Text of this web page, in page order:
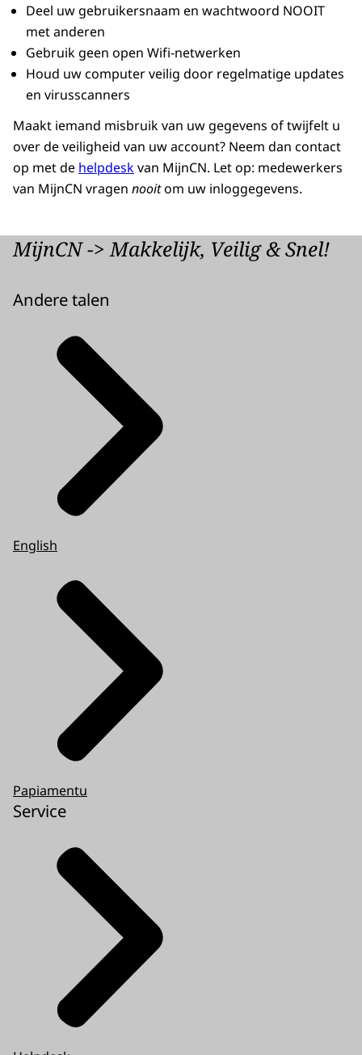
Deel uw gebruikersnaam en wachtwoord NOOIT
met anderen
Gebruik geen open Wifi-netwerken
Houd uw computer veilig door regelmatige updates
en virusscanners
Maakt iemand misbruik van uw gegevens of twijfelt u
over de veiligheid van uw account? Neem dan contact
op met de helpdeskvan MijnCN. Let op: medewerkers
van MijnCN vragen nooitom uw inloggegevens.
MijnCN -> Makkelijk, Veilig & Snel!
Andere talen
English
Papiamentu
Service